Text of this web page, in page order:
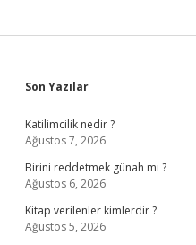
Sidebar
Son Yazılar
Katilimcilik nedir ?
Ağustos 7, 2026
Birini reddetmek günah mı ?
Ağustos 6, 2026
Kitap verilenler kimlerdir ?
Ağustos 5, 2026